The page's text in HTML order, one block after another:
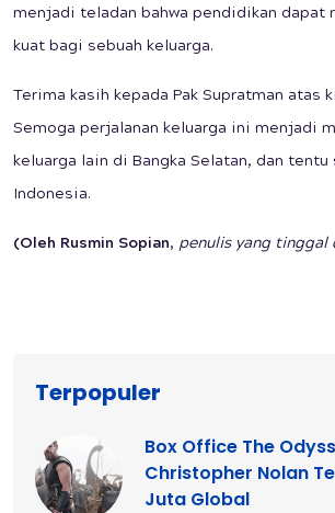
menjadi teladan bahwa pendidikan dapat
kuat bagi sebuah keluarga.
Terima kasih kepada Pak Supratman atas
Semoga perjalanan keluarga ini menjadi
keluarga lain di Bangka Selatan, dan tentu
Indonesia.
(Oleh Rusmin Sopian, penulis yang tinggal
Terpopuler
Box Office The
Christopher Nolan
Juta Global